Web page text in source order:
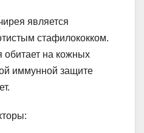
является
стафилококком.
обитает на кожных
иммунной защите